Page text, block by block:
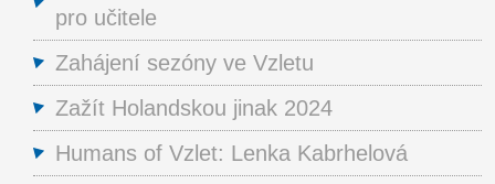
pro učitele
Zahájení sezóny ve Vzletu
Zažít Holandskou jinak 2024
Humans of Vzlet: Lenka Kabrhelová